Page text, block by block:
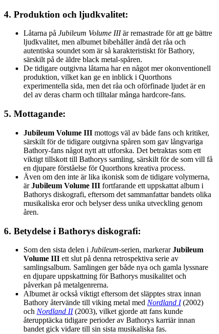
4. Produktion och ljudkvalitet:
Låtarna på Jubileum Volume IIIär remastrade för att ge bättre
ljudkvalitet, men albumet bibehåller ändå det råa och
autentiska soundet som är så karakteristiskt för Bathory,
särskilt på de äldre black metal-spåren.
De tidigare outgivna låtarna har en något mer okonventionell
produktion, vilket kan ge en inblick i Quorthons
experimentella sida, men det råa och oförfinade ljudet är en
del av deras charm och tilltalar många hardcore-fans.
5. Mottagande:
Jubileum Volume III mottogs väl av både fans och kritiker,
särskilt för de tidigare outgivna spåren som gav långvariga
Bathory-fans något nytt att utforska. Det betraktas som ett
viktigt tillskott till Bathorys samling, särskilt för de som vill få
en djupare förståelse för Quorthons kreativa process.
Även om den inte är lika ikonisk som de tidigare volymerna,
ärJubileum Volume III fortfarande ett uppskattat album i
Bathorys diskografi, eftersom det sammanfattar bandets olika
musikaliska eror och belyser dess unika utveckling genom
åren.
6. Betydelse i Bathorys diskografi:
Som den sista delen i Jubileum-serien, markerarJubileum
Volume III ett slut på denna retrospektiva serie av
samlingsalbum. Samlingen ger både nya och gamla lyssnare
en djupare uppskattning för Bathorys musikalitet och
påverkan på metalgenrerna.
Albumet är också viktigt eftersom det släpptes strax innan
Bathory återvände till viking metal med Nordland I(2002)
och Nordland II(2003), vilket gjorde att fans kunde
återupptäcka tidigare perioder av Bathorys karriär innan
bandet gick vidare till sin sista musikaliska fas.